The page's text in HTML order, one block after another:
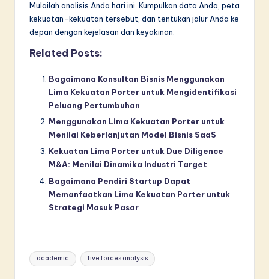
Mulailah analisis Anda hari ini. Kumpulkan data Anda, peta
kekuatan-kekuatan tersebut, dan tentukan jalur Anda ke
depan dengan kejelasan dan keyakinan.
Related Posts:
Bagaimana Konsultan Bisnis Menggunakan
Lima Kekuatan Porter untuk Mengidentifikasi
Peluang Pertumbuhan
Menggunakan Lima Kekuatan Porter untuk
Menilai Keberlanjutan Model Bisnis SaaS
Kekuatan Lima Porter untuk Due Diligence
M&A: Menilai Dinamika Industri Target
Bagaimana Pendiri Startup Dapat
Memanfaatkan Lima Kekuatan Porter untuk
Strategi Masuk Pasar
Tags:
academic five forces analysis